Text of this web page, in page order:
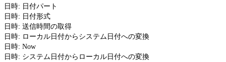
日時: 日付パート
日時: 日付形式
日時: 送信時間の取得
日時: ローカル日付からシステム日付への変換
日時: Now
日時: システム日付からローカル日付への変換